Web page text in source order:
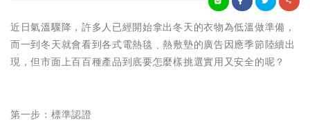
近日氣溫驟降，許多人已經開始拿出冬天的衣物為低溫做準備，
而一到冬天就會看到各式電熱毯﹑熱敷墊的廣告因應季節陸續出
現，但市面上百百種產品到底要怎麼樣挑選實用又安全的呢？
第一步：標準認證